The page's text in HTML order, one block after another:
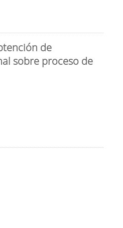
de
sobre proceso de